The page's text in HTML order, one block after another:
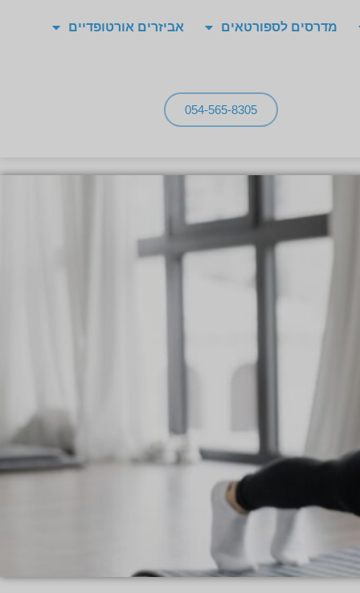
מדרסים לספורטאים אביזרים אורטופדיים
054-565-8305